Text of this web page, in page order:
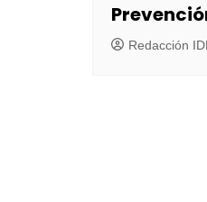
Redacción IDL